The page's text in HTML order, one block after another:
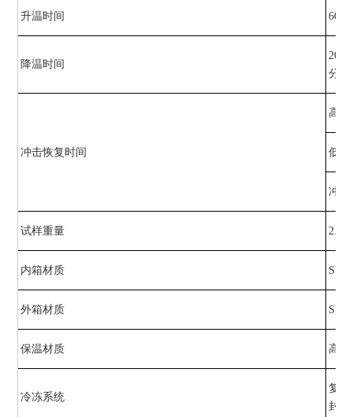
升温时间 60
降温时间
20
分钟
冲击恢复时间
高
低
冲击
试样重量
内箱材质
外箱材质 SUS
保温材质 高密
冷冻系统
复叠
封闭